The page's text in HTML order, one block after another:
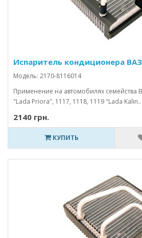
Испаритель кондиционера
Модель: 2170-8116014
Применение на автомобилях семейства
"Lada Priora", 1117, 1118, 1119 "Lada Kalin..
2140 грн.
КУПИТЬ